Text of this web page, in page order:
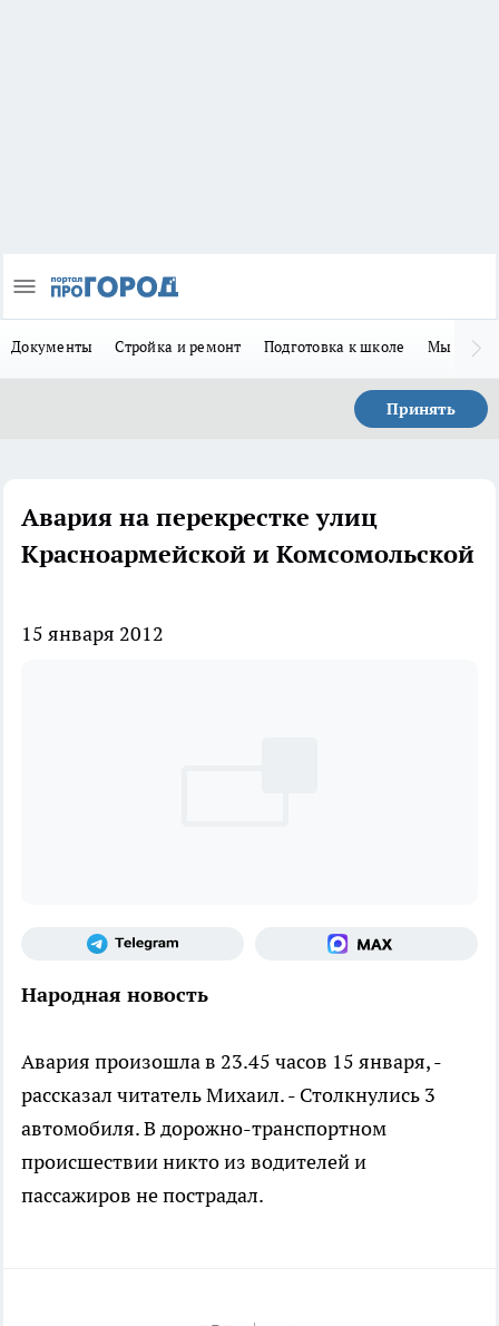
Документы Стройка и ремонт Подготовка к школе Мы в MAX
Принять
Авария на перекрестке улиц
Красноармейской и Комсомольской
15 января 2012
Народная новость
Авария произошла в 23.45 часов 15 января, -
рассказал читатель Михаил. - Столкнулись 3
автомобиля. В дорожно-транспортном
происшествии никто из водителей и
пассажиров не пострадал.